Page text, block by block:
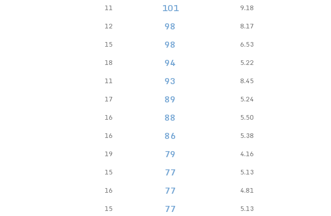
11 101
9.18
12 98
8.17
15 98
6.53
18 94
5.22
11 93
8.45
17 89
5.24
16 88
5.50
16 86
5.38
19 79
4.16
15 77
5.13
16 77
4.81
15 77
5.13